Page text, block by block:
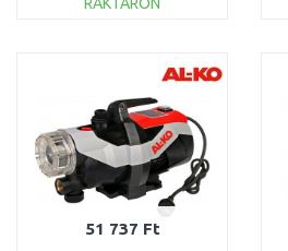
Összehasonlítás
51 737 Ft